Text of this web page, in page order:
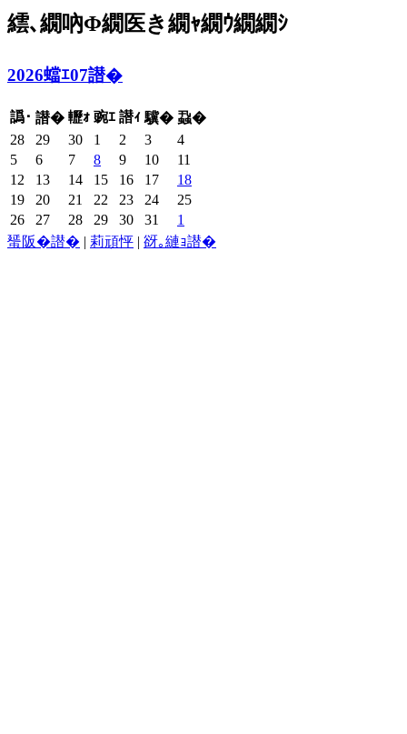
繧､繝吶Φ繝医き繝ｬ繝ｳ繝繝ｼ
2026蟷ｴ07譛�
譌･ 譛� 轣ｫ 豌ｴ 譛ｨ 驥� 蝨�
28
29 30 1 2 3
4
5
6 7 8 9 10
11
12
13 14 15 16 17
18
19
20 21 22 23 24
25
26
27 28 29 30 31
1
蜑阪�譛� | 莉頑怦 | 谺｡縺ｮ譛�